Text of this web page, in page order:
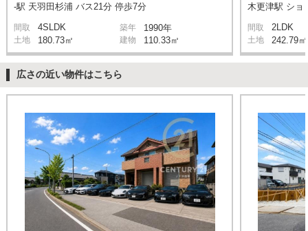
-駅 天羽田杉浦 バス21分 停歩7分
間取 4SLDK 築年 1990年
土地 180.73㎡ 建物 110.33㎡
木更津駅 ショ
間取 2LDK
土地 242.79㎡
広さの近い物件はこちら